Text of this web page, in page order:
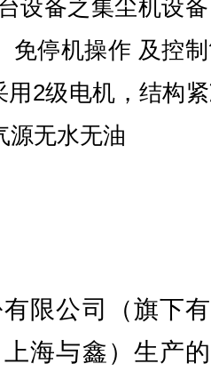
设备之集尘机设
免停机操作 及控
用2级电机，结构
源无水无油
限公司（旗下
海与鑫）生产